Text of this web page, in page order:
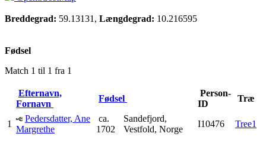
Breddegrad: 59.13131, Længdegrad: 10.216595
Fødsel
Match 1 til 1 fra 1
Efternavn,
Fornavn
Fødsel
Person-
ID
Træ
1
Pedersdatter, Ane
Margrethe
ca.
1702
Sandefjord,
Vestfold, Norge
I10476 Tree1